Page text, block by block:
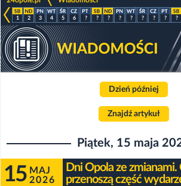
1 2 3 4 5 6 ? ? ? ? ? ? ? ? ?
Dzień później
Znajdź artykuł
Piątek, 15 maja
15 MAJ
2026
Dni Opola ze
przenoszą część